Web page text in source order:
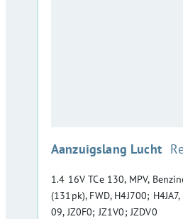
Aanzuigslang Lucht :
1.4 16V TCe 130, MPV,
(131pk), FWD, H4J700;
09, JZ0F0; JZ1V0; JZDV0